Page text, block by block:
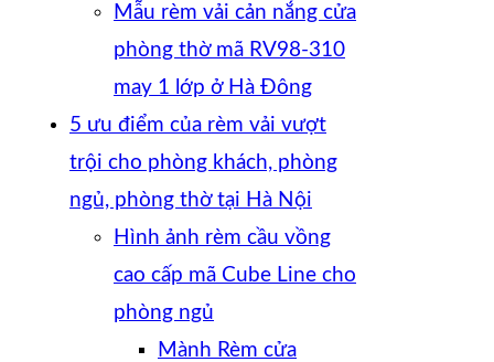
Mẫu rèm vải cản nắng cửa
phòng thờ mã RV98-310
may 1 lớp ở Hà Đông
5 ưu điểm của rèm vải vượt
trội cho phòng khách, phòng
ngủ, phòng thờ tại Hà Nội
Hình ảnh rèm cầu vồng
cao cấp mã Cube Line cho
phòng ngủ
Mành Rèm cửa